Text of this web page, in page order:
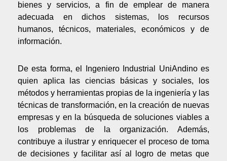
bienes y servicios, a fin de emplear de manera
adecuada en dichos sistemas, los recursos
humanos, técnicos, materiales, económicos y de
información.
De esta forma, el Ingeniero Industrial UniAndino es
quien aplica las ciencias básicas y sociales, los
métodos y herramientas propias de la ingeniería y las
técnicas de transformación, en la creación de nuevas
empresas y en la búsqueda de soluciones viables a
los problemas de la organización. Además,
contribuye a ilustrar y enriquecer el proceso de toma
de decisiones y facilitar así al logro de metas que